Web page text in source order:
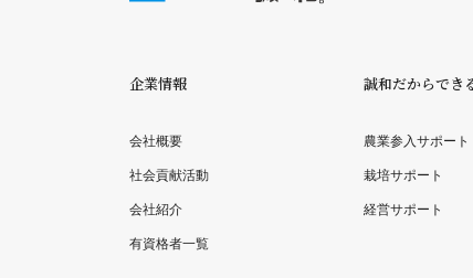
企業情報
会社概要
社会貢献活動
会社紹介
有資格者一覧
誠和だからでき
農業参入サポート
栽培サポート
経営サポート